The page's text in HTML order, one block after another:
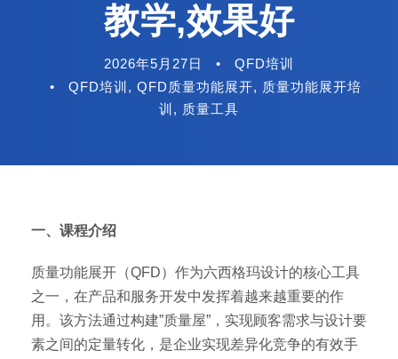
教学,效果好
2026年5月27日 •
QFD培训
•
QFD培训 , QFD质量功能展开, 质量功能展开培
训 , 质量工具
一、课程介绍
质量功能展开（QFD）作为六西格玛设计的核心工具
之一，在产品和服务开发中发挥着越来越重要的作
用。该方法通过构建”质量屋”，实现顾客需求与设计要
素之间的定量转化，是企业实现差异化竞争的有效手